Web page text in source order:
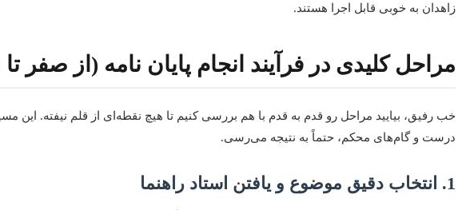
زاهدان به خوبی قابل اجرا هستند.
مراحل کلیدی در فرآیند انجام پایان نامه (از صفر
خب رفیق، بیایید مراحل رو قدم به قدم با هم بررسی کنیم تا هیچ نقطه‌ای از قلم نیفته. این
درست و گام‌های محکم، حتماً به نتیجه می‌رسی.
1. انتخاب دقیق موضوع و یافتن استاد راهنما